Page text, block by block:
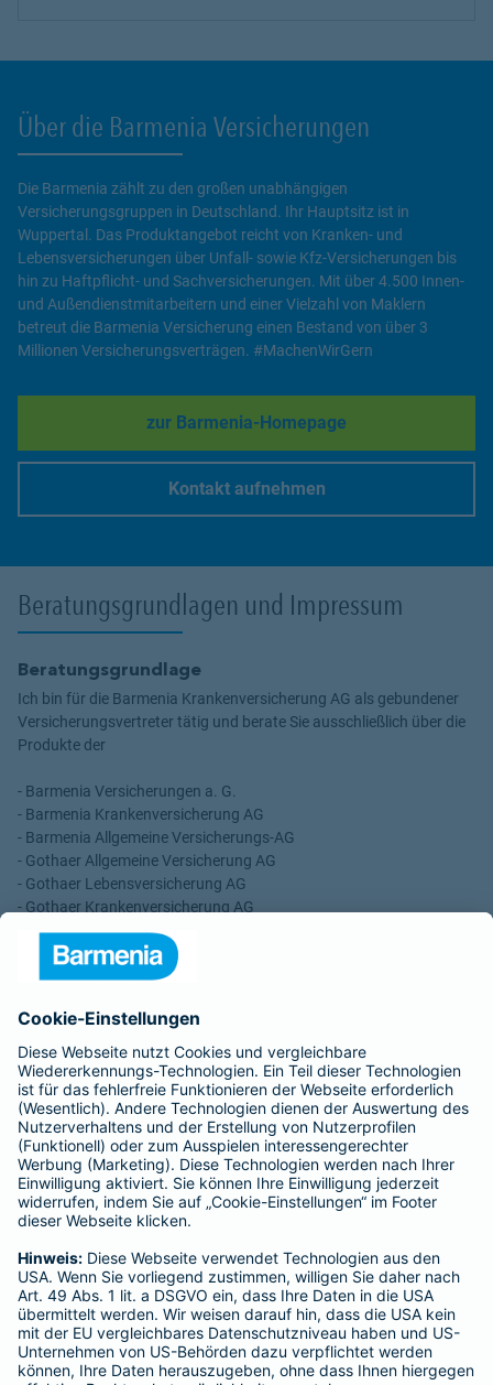
Über die Barmenia Versicherungen
Die Barmenia zählt zu den großen unabhängigen
Versicherungsgruppen in Deutschland. Ihr Hauptsitz ist in
Wuppertal. Das Produktangebot reicht von Kranken- und
Lebensversicherungen über Unfall- sowie Kfz-Versicherungen bis
hin zu Haftpflicht- und Sachversicherungen. Mit über 4.500 Innen-
und Außendienstmitarbeitern und einer Vielzahl von Maklern
betreut die Barmenia Versicherung einen Bestand von über 3
Millionen Versicherungsverträgen. #MachenWirGern
zur Barmenia-Homepage
Link Opens in New Tab
Kontakt aufnehmen
Beratungsgrundlagen und Impressum
Beratungsgrundlage
Ich bin für die Barmenia Krankenversicherung AG als gebundener
Versicherungsvertreter tätig und berate Sie ausschließlich über die
Produkte der
- Barmenia Versicherungen a. G.
- Barmenia Krankenversicherung AG
- Barmenia Allgemeine Versicherungs-AG
- Gothaer Allgemeine Versicherung AG
- Gothaer Lebensversicherung AG
- Gothaer Krankenversicherung AG
- ROLAND Rechtsschutz-Versicherungs-AG
- ROLAND Schutzbrief-Versicherung AG
Vergütungen, die in der zu entrichtenden Versicherungsprämie
enthalten sind.
Schlichtungsstellen
Für Lebens- und Sachversicherungen:
Verein Versicherungsombudsmann eV,
Postfach 080632, 10006 Berlin
Für private Krankenversicherungen:
Ombudsmann für private Kranken- / Pflege-Versicherungen,
Postfach 060222, 10052 Berlin
Impressum
Barmenia Versicherung - Karin Louven